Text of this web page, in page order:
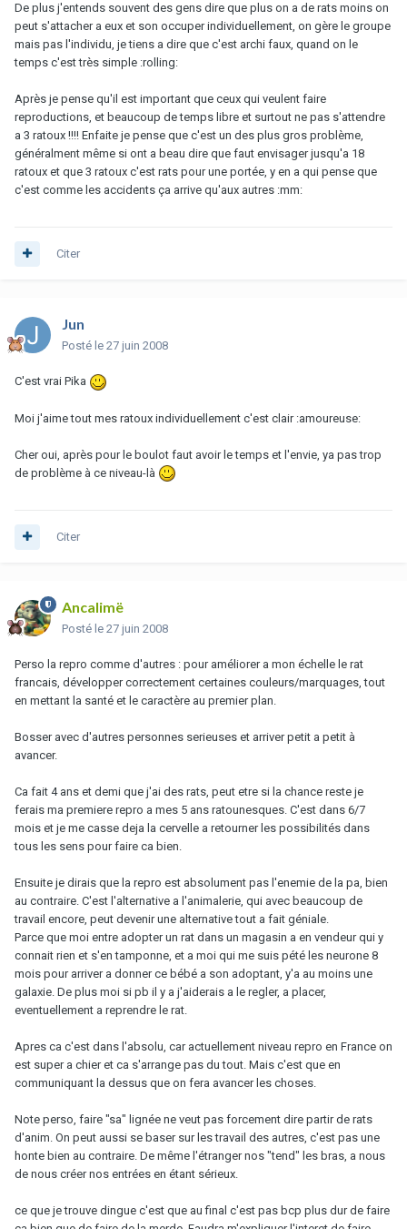
De plus j'entends souvent des gens dire que plus on a de rats moins on
peut s'attacher a eux et son occuper individuellement, on gère le groupe
mais pas l'individu, je tiens a dire que c'est archi faux, quand on le
temps c'est très simple :rolling:
Après je pense qu'il est important que ceux qui veulent faire
reproductions, et beaucoup de temps libre et surtout ne pas s'attendre
a 3 ratoux !!!! Enfaite je pense que c'est un des plus gros problème,
généralment même si ont a beau dire que faut envisager jusqu'a 18
ratoux et que 3 ratoux c'est rats pour une portée, y en a qui pense que
c'est comme les accidents ça arrive qu'aux autres :mm:
Citer
Jun
Posté le 27 juin 2008
C'est vrai Pika
Moi j'aime tout mes ratoux individuellement c'est clair :amoureuse:
Cher oui, après pour le boulot faut avoir le temps et l'envie, ya pas trop
de problème à ce niveau-là
Citer
Ancalimë
Posté le 27 juin 2008
Perso la repro comme d'autres : pour améliorer a mon échelle le rat
francais, développer correctement certaines couleurs/marquages, tout
en mettant la santé et le caractère au premier plan.
Bosser avec d'autres personnes serieuses et arriver petit a petit à
avancer.
Ca fait 4 ans et demi que j'ai des rats, peut etre si la chance reste je
ferais ma premiere repro a mes 5 ans ratounesques. C'est dans 6/7
mois et je me casse deja la cervelle a retourner les possibilités dans
tous les sens pour faire ca bien.
Ensuite je dirais que la repro est absolument pas l'enemie de la pa, bien
au contraire. C'est l'alternative a l'animalerie, qui avec beaucoup de
travail encore, peut devenir une alternative tout a fait géniale.
Parce que moi entre adopter un rat dans un magasin a en vendeur qui y
connait rien et s'en tamponne, et a moi qui me suis pété les neurone 8
mois pour arriver a donner ce bébé a son adoptant, y'a au moins une
galaxie. De plus moi si pb il y a j'aiderais a le regler, a placer,
eventuellement a reprendre le rat.
Apres ca c'est dans l'absolu, car actuellement niveau repro en France on
est super a chier et ca s'arrange pas du tout. Mais c'est que en
communiquant la dessus que on fera avancer les choses.
Note perso, faire "sa" lignée ne veut pas forcement dire partir de rats
d'anim. On peut aussi se baser sur les travail des autres, c'est pas une
honte bien au contraire. De même l'étranger nos "tend" les bras, a nous
de nous créer nos entrées en étant sérieux.
ce que je trouve dingue c'est que au final c'est pas bcp plus dur de faire